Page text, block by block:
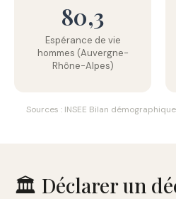
80,3
Espérance de vie
hommes (Auvergne-
Rhône-Alpes)
Sources : INSEE Bilan
🏛️ Déclarer un